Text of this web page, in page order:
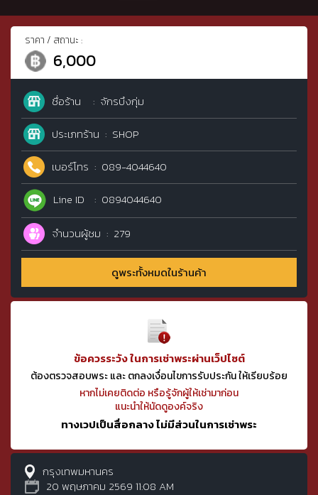
ราคา / สถานะ :
6,000
ชื่อร้าน
จักรบึงกุ่ม
ประเภทร้าน
SHOP
เบอร์โทร
089-4044640
Line ID
0894044640
จำนวนผู้ชม 279
ดูพระทั้งหมดในร้านค้า
ข้อควรระวัง ในการเช่าพระผ่านเว็ปไซต์
ต้องตรวจสอบพระ และ ตกลงเงื่อนไขการรับประกัน ให้เรียบร้อย
หากไม่เคยติดต่อ หรือรู้จักผู้ให้เช่ามาก่อน
แนะนำให้นัดดูองค์จริง
ทางเวปเป็นสื่อกลาง ไม่มีส่วนในการเช่าพระ
กรุงเทพมหานคร
20 พฤษภาคม 2569 11:08 AM